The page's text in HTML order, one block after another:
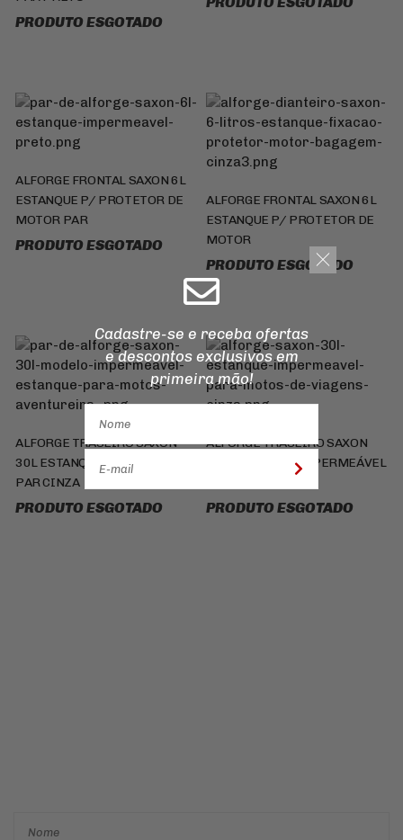
PRODUTO ESGOTADO
ALFORGE FRONTAL SAXON 6L
ESTANQUE P/ PROTETOR DE
MOTOR PAR
PRODUTO ESGOTADO
ALFORGE FRONTAL SAXON 6L
ESTANQUE P/ PROTETOR DE
MOTOR
PRODUTO ESGOTADO
ALFORGE TRASEIRO SAXON
30L ESTANQUE IMPERMEÁVEL
PAR CINZA
PRODUTO ESGOTADO
ALFORGE TRASEIRO SAXON
30L ESTANQUE IMPERMEÁVEL
PRODUTO ESGOTADO
Cadastre-se e receba ofertas
e descontos exclusivos em
primeira mão!